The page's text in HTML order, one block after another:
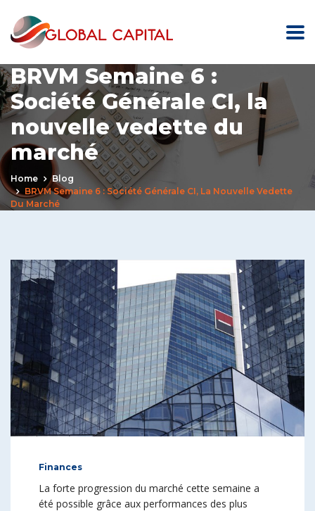
BRVM Semaine 6 :
Société Générale CI, la
nouvelle vedette du
marché
Home
Blog
BRVM Semaine 6 : Société Générale CI, La Nouvelle Vedette
Du Marché
Finances
La forte progression du marché cette semaine a
été possible grâce aux performances des plus